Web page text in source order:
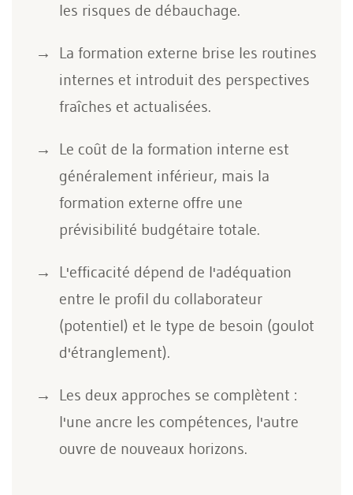
les risques de débauchage.
La formation externe brise les routines
internes et introduit des perspectives
fraîches et actualisées.
Le coût de la formation interne est
généralement inférieur, mais la
formation externe offre une
prévisibilité budgétaire totale.
L'efficacité dépend de l'adéquation
entre le profil du collaborateur
(potentiel) et le type de besoin (goulot
d'étranglement).
Les deux approches se complètent :
l'une ancre les compétences, l'autre
ouvre de nouveaux horizons.